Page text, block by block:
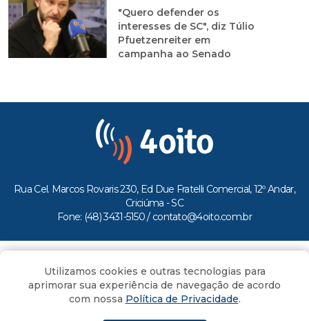
"Quero defender os
interesses de SC", diz Túlio
Pfuetzenreiter em
campanha ao Senado
Rua Cel. Marcos Rovaris 230, Ed Due Fratelli Comercial, 12º Andar,
Criciúma - SC
Fone: (48) 3431-5150 / contato@4oito.com.br
Todos os direitos reservados ao Portal 4oito
Utilizamos cookies e outras tecnologias para
aprimorar sua experiência de navegação de acordo
com nossa Política de Privacidade.